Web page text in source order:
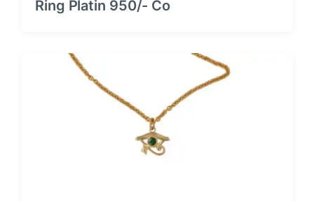
Ring Platin 950/- Co